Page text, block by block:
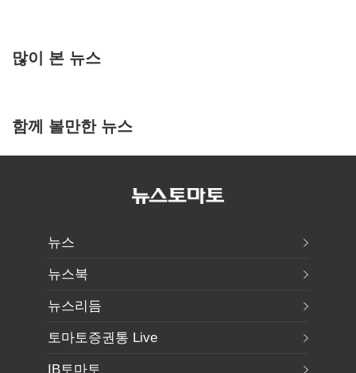
많이 본 뉴스
함께 볼만한 뉴스
뉴스
뉴스북
뉴스리듬
토마토증권통 Live
IB토마토